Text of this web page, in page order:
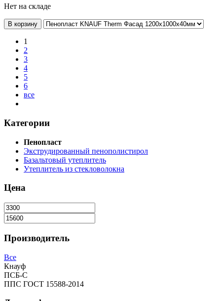
Нет на складе
В корзину
1
2
3
4
5
6
все
Категории
Пенопласт
Экструдированный пенополистирол
Базальтовый утеплитель
Утеплитель из стекловолокна
Цена
Производитель
Все
Кнауф
ПСБ-C
ППС ГОСТ 15588-2014